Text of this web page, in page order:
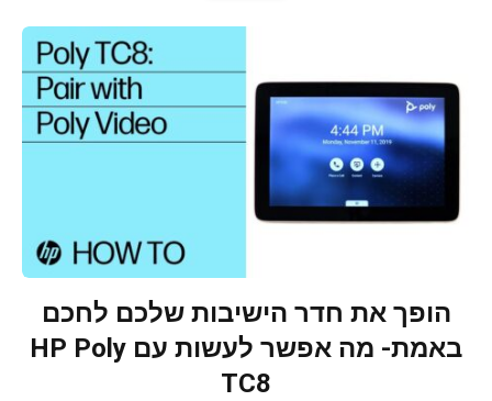
הופך את חדר הישיבות שלכם לחכם
באמת- מה אפשר לעשות עם HP Poly
TC8